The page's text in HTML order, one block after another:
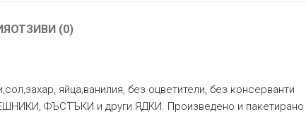
ОТЗИВИ (0)
яйца,ванилия, без оцветители, без консерванти
ФЪСТЪКИ и други ЯДКИ. Произведено и пакетирано